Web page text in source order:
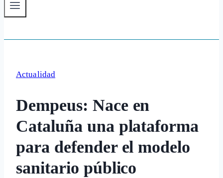
Actualidad
Dempeus: Nace en
Cataluña una plataforma
para defender el modelo
sanitario público